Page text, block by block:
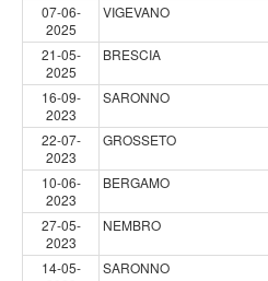
07-06-
2025
VIGEVANO
21-05-
2025
BRESCIA
16-09-
2023
SARONNO
22-07-
2023
GROSSETO
10-06-
2023
BERGAMO
27-05-
2023
NEMBRO
14-05-
SARONNO